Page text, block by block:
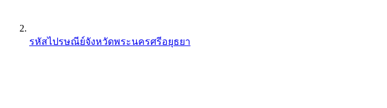
รหัสไปรษณีย์จังหวัดพระนครศรีอยุธยา